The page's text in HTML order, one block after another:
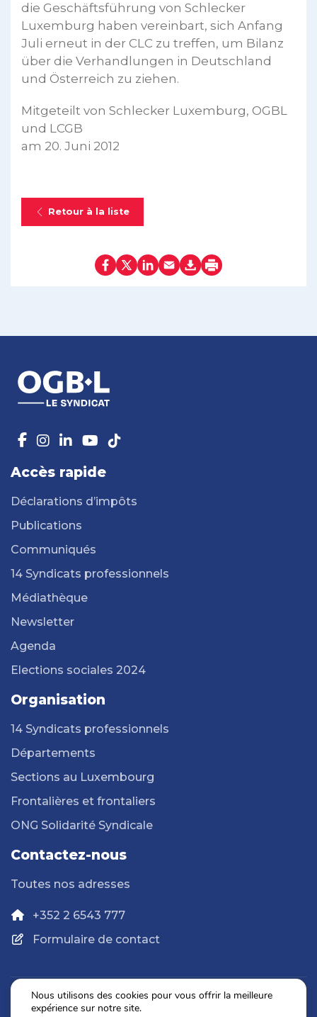
die Geschäftsführung von Schlecker
Luxemburg haben vereinbart, sich Anfang
Juli erneut in der CLC zu treffen, um Bilanz
über die Verhandlungen in Deutschland
und Österreich zu ziehen.
Mitgeteilt von Schlecker Luxemburg, OGBL
und LCGB
am 20. Juni 2012
Retour à la liste
Accès rapide
Déclarations d’impôts
Publications
Communiqués
14 Syndicats professionnels
Médiathèque
Newsletter
Agenda
Elections sociales 2024
Organisation
14 Syndicats professionnels
Départements
Sections au Luxembourg
Frontalières et frontaliers
ONG Solidarité Syndicale
Contactez-nous
Toutes nos adresses
+352 2 6543 777
Formulaire de contact
Politique de confidentialité
Nous utilisons des cookies pour vous offrir la meilleure
expérience sur notre site.